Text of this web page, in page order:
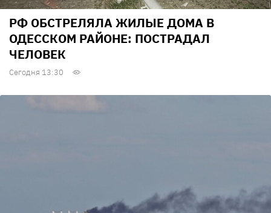
РФ ОБСТРЕЛЯЛА ЖИЛЫЕ ДОМА В
ОДЕССКОМ РАЙОНЕ: ПОСТРАДАЛ
ЧЕЛОВЕК
Сегодня 13:30